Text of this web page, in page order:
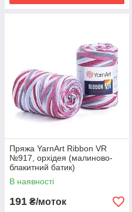
Пряжа YarnArt Ribbon VR
№917, орхідея (малиново-
блакитний батик)
В наявності
191 ₴/моток